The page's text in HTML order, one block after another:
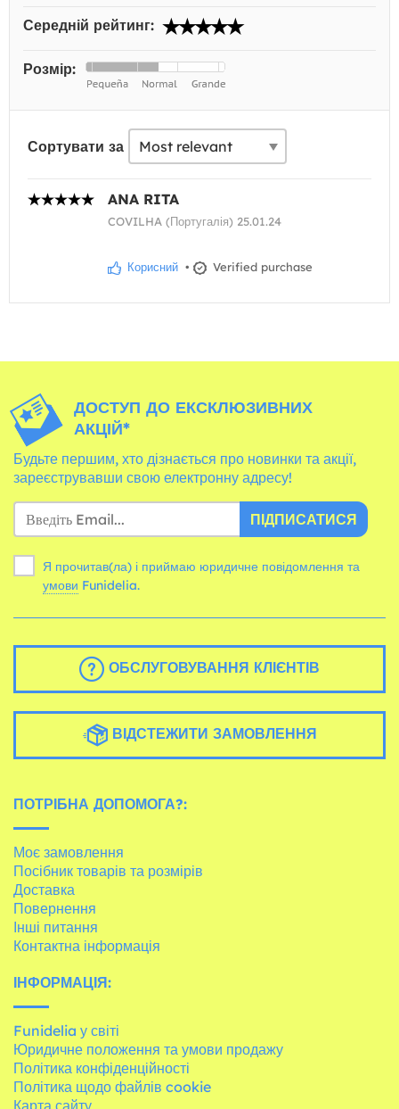
Середній рейтинг:
Розмір:
Сортувати за
ANA RITA
COVILHA (Португалія) 25.01.24
Корисний • Verified purchase
ДОСТУП ДО ЕКСКЛЮЗИВНИХ
АКЦІЙ*
Будьте першим, хто дізнається про новинки та акції,
зареєструвавши свою електронну адресу!
ПІДПИСАТИСЯ
Я прочитав(ла) і приймаю юридичне повідомлення та
умови Funidelia.
ОБСЛУГОВУВАННЯ КЛІЄНТІВ
ВІДСТЕЖИТИ ЗАМОВЛЕННЯ
ПОТРІБНА ДОПОМОГА?:
Моє замовлення
Посібник товарів та розмірів
Доставка
Повернення
Інші питання
Контактна інформація
ІНФОРМАЦІЯ:
Funidelia у світі
Юридичне положення та умови продажу
Політика конфіденційності
Політика щодо файлів cookie
Карта сайту